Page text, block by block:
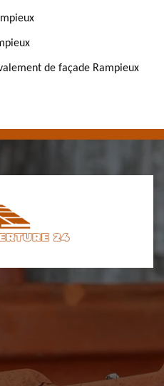
de façade Rampieux